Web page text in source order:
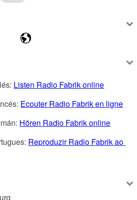
Listen Radio Fabrik online
Ecouter Radio Fabrik en ligne
Hören Radio Fabrik online
Reproduzir Radio Fabrik ao